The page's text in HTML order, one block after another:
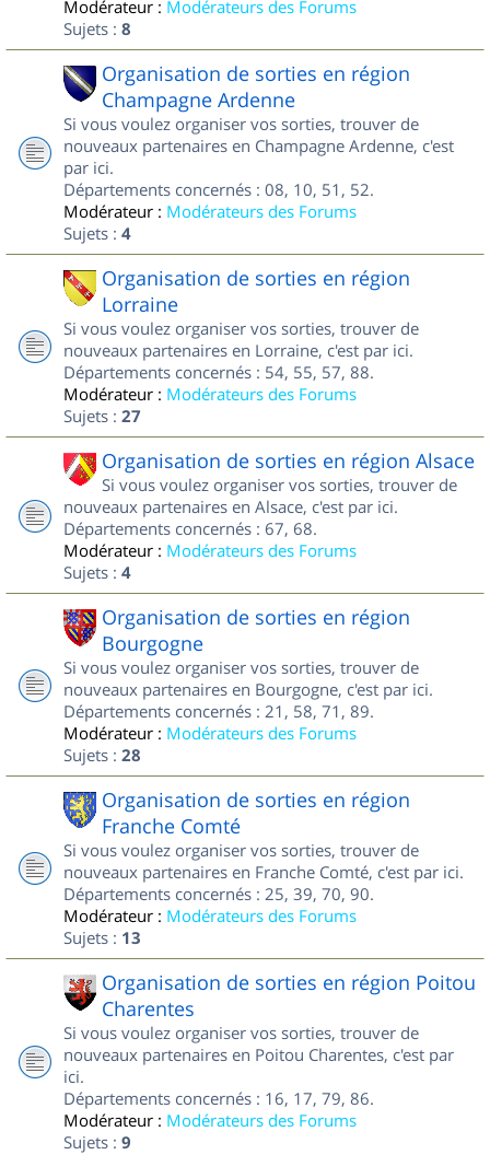
Modérateur : Modérateurs des Forums
Sujets : 8
Organisation de sorties en région
Champagne Ardenne
Si vous voulez organiser vos sorties, trouver de
nouveaux partenaires en Champagne Ardenne, c'est
par ici.
Départements concernés : 08, 10, 51, 52.
Modérateur : Modérateurs des Forums
Sujets : 4
Organisation de sorties en région
Lorraine
Si vous voulez organiser vos sorties, trouver de
nouveaux partenaires en Lorraine, c'est par ici.
Départements concernés : 54, 55, 57, 88.
Modérateur : Modérateurs des Forums
Sujets : 27
Organisation de sorties en région Alsace
Si vous voulez organiser vos sorties, trouver de
nouveaux partenaires en Alsace, c'est par ici.
Départements concernés : 67, 68.
Modérateur : Modérateurs des Forums
Sujets : 4
Organisation de sorties en région
Bourgogne
Si vous voulez organiser vos sorties, trouver de
nouveaux partenaires en Bourgogne, c'est par ici.
Départements concernés : 21, 58, 71, 89.
Modérateur : Modérateurs des Forums
Sujets : 28
Organisation de sorties en région
Franche Comté
Si vous voulez organiser vos sorties, trouver de
nouveaux partenaires en Franche Comté, c'est par ici.
Départements concernés : 25, 39, 70, 90.
Modérateur : Modérateurs des Forums
Sujets : 13
Organisation de sorties en région Poitou
Charentes
Si vous voulez organiser vos sorties, trouver de
nouveaux partenaires en Poitou Charentes, c'est par
ici.
Départements concernés : 16, 17, 79, 86.
Modérateur : Modérateurs des Forums
Sujets : 9